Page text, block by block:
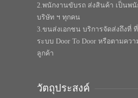
2.พนักงานขับรถ ส่งสินค้า เป็นพนั
บริษัท ฯ ทุกคน
3.ขนส่งเอกชน บริการจัดส่งถึงที่
ระบบ Door To Door หรือตามคว
ลูกค้า
วัตถุประสงค์